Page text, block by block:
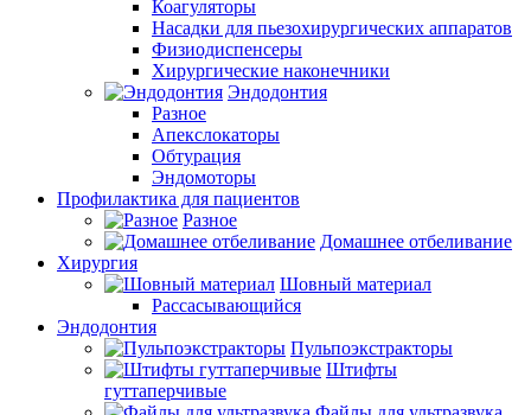
Коагуляторы
Насадки для пьезохирургических аппаратов
Физиодиспенсеры
Хирургические наконечники
Эндодонтия
Разное
Апекслокаторы
Обтурация
Эндомоторы
Профилактика для пациентов
Разное
Домашнее отбеливание
Хирургия
Шовный материал
Рассасывающийся
Эндодонтия
Пульпоэкстракторы
Штифты
гуттаперчивые